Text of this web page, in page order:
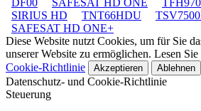
SIRIUS HD
TNT66HDU
SAFESAT HD ONE+
Diese Website nutzt Cookies, um für Sie
unserer Website zu ermöglichen. Lesen Sie
Cookie-Richtlinie
Akzeptieren Ablehnen
Datenschutz- und Cookie-Richtlinie
Steuerung